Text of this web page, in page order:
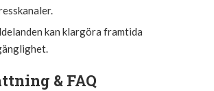
kan klargöra framtida
& FAQ